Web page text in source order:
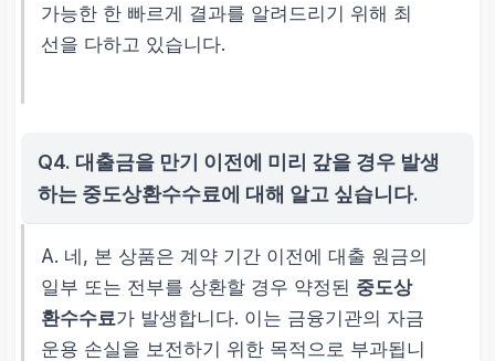
가능한 한 빠르게 결과를 알려드리기 위해 최
선을 다하고 있습니다.
Q4. 대출금을 만기 이전에 미리 갚을 경우 발생
하는 중도상환수수료에 대해 알고 싶습니다.
A. 네, 본 상품은 계약 기간 이전에 대출 원금의
일부 또는 전부를 상환할 경우 약정된 중도상
환수수료가 발생합니다. 이는 금융기관의 자금
운용 손실을 보전하기 위한 목적으로 부과됩니